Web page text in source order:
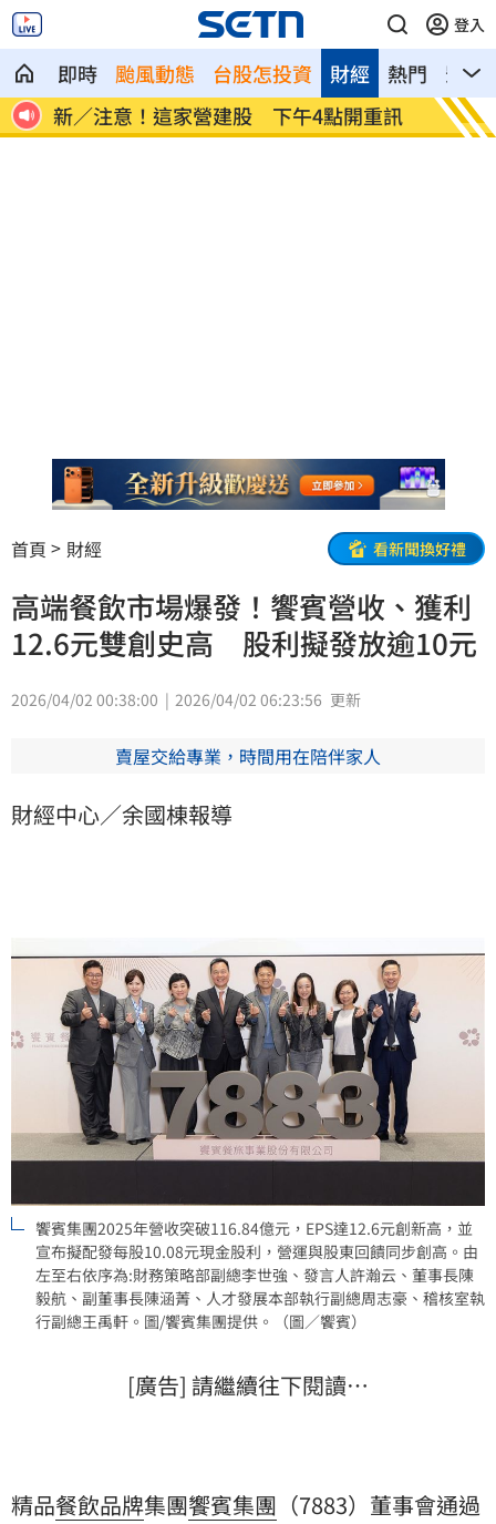
登入
即時 颱風動態 台股怎投資 熱門 影音
財經
狂
新／注意！這家營建股 下午4點開重訊
逼親
曝
首頁 財經 看新聞換好禮
高端餐飲市場爆發！饗賓營收、獲利
12.6元雙創史高 股利擬發放逾10元
2026/04/02 00:38:00 2026/04/02 06:23:56 更新
賣屋交給專業，時間用在陪伴家人
財經中心／余國棟報導
饗賓集團2025年營收突破116.84億元，EPS達12.6元創新高，並
宣布擬配發每股10.08元現金股利，營運與股東回饋同步創高。由
左至右依序為:財務策略部副總李世強、發言人許瀚云、董事長陳
毅航、副董事長陳涵菁、人才發展本部執行副總周志豪、稽核室執
行副總王禹軒。圖/饗賓集團提供。（圖／饗賓）
[廣告] 請繼續往下閱讀…
精品餐飲品牌集團饗賓集團 （7883）董事會通過